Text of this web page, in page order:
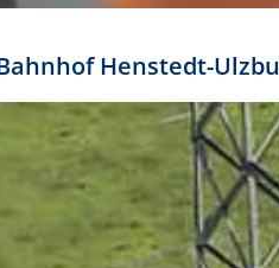
der jeweiligen
im Layout:
%)
%)
(5 %)
hoch (7 %)
Henstedt-